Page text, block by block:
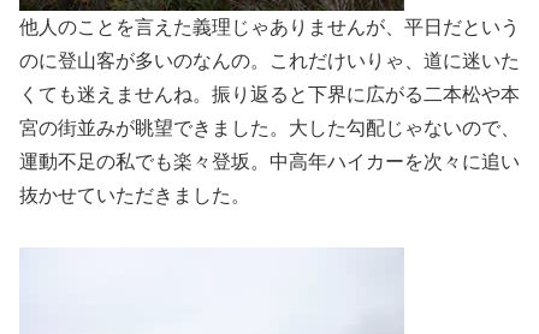
他人のことを言えた義理じゃありませんが、平日だという
のに登山客が多いのなんの。これだけいりゃ、道に迷いた
くても迷えませんね。振り返ると下界に広がる二本松や本
宮の街並みが眺望できました。大した勾配じゃないので、
運動不足の私でも楽々登坂。中高年ハイカーを次々に追い
抜かせていただきました。